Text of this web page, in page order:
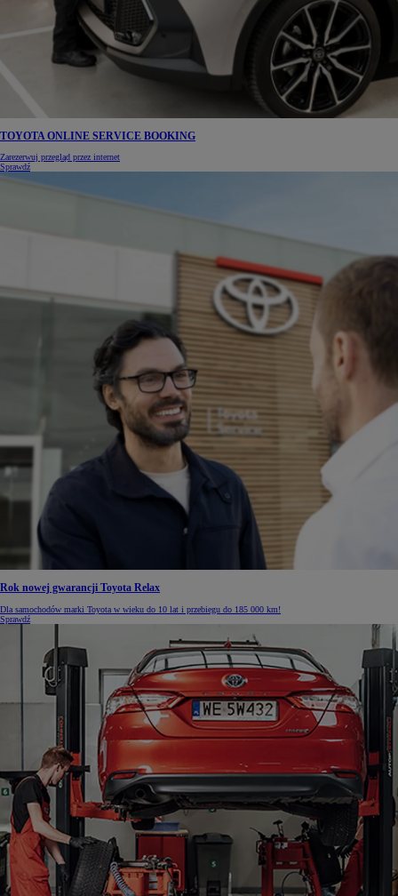
TOYOTA ONLINE SERVICE BOOKING
Zarezerwuj przegląd przez internet
Sprawdź
Rok nowej gwarancji Toyota Relax
Dla samochodów marki Toyota w wieku do 10 lat i przebiegu do 185 000 km!
Sprawdź